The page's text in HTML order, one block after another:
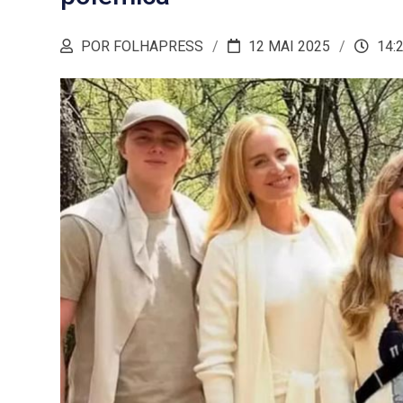
POR FOLHAPRESS 12 MAI 2025